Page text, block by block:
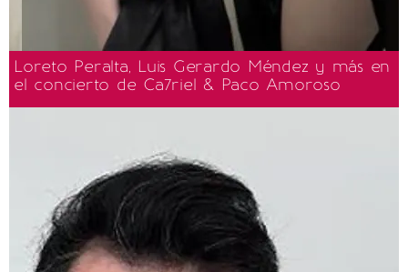
Loreto Peralta, Luis Gerardo Méndez y más en
el concierto de Ca7riel & Paco Amoroso